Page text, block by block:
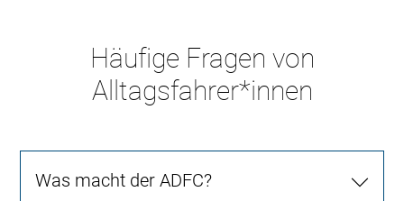
Häufige Fragen von
Alltagsfahrer*innen
Was macht der ADFC?